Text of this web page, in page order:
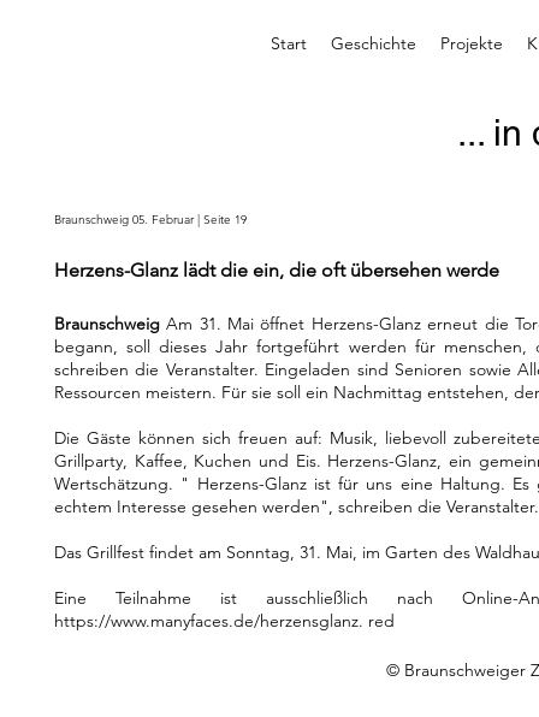
Start Geschichte Projekte
... in
Braunschweig 05. Februar | Seite 19
Herzens-Glanz lädt die ein, die oft übersehen werde
Braunschweig Am 31. Mai öffnet Herzens-Glanz erneut die
begann, soll dieses Jahr fortgeführt werden für
schreiben die Veranstalter. Eingeladen sind Senioren sowie
Ressourcen meistern. Für sie soll ein Nachmittag entstehen,
Die Gäste können sich freuen auf: Musik, liebevoll
Grillparty, Kaffee, Kuchen und Eis. Herzens-Glanz, ein
Wertschätzung. " Herzens-Glanz ist für uns eine Haltung.
echtem Interesse gesehen werden", schreiben die
Das Grillfest findet am Sonntag, 31. Mai, im Garten des
Eine Teilnahme ist ausschließlich nach Online-
https://www.manyfaces.de/herzensglanz. red
© Braunschweiger